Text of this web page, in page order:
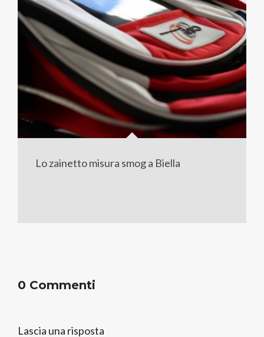
Lo zainetto misura smog a Biella
0 Commenti
Lascia una risposta